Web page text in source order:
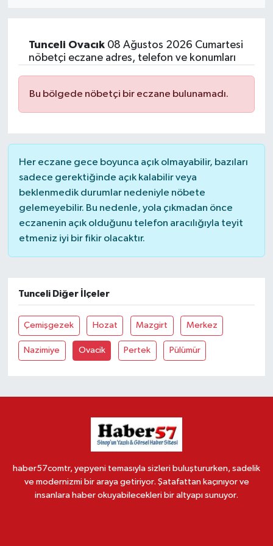
Tunceli Ovacık08 Ağustos 2026 Cumartesi
nöbetçi eczane adres, telefon ve konumları
Bu bölgede nöbetçi bir eczane bulunamadı.
Her eczane gece boyunca açık olmayabilir, bazıları
sadece gerektiğinde açık kalabilir veya
beklenmedik durumlar nedeniyle nöbete
gelemeyebilir. Bu nedenle, yola çıkmadan önce
eczanenin açık olduğunu telefon aracılığıyla teyit
etmeniz iyi bir fikir olacaktır.
Tunceli Diğer İlçeler
Çemişgezek Hozat Mazgirt Merkez
Nazimiye Ovacik Pertek Pülümür
haber57comtr, yepyeni temasıyla sizleri buluştururken, sadelik
ve modernizmi bir araya getiriyor. Şatafattan kaçınıyor ve
insanlara haber okuyabilecekleri bir altyapı sunuyor.